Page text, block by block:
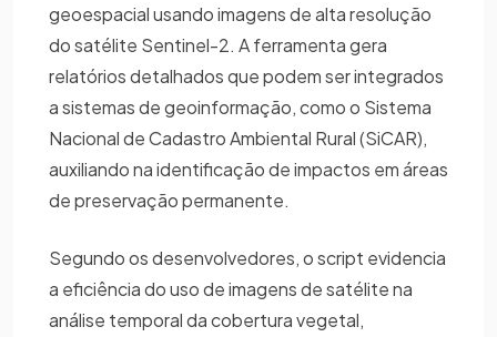
geoespacial usando imagens de alta resolução
do satélite Sentinel-2. A ferramenta gera
relatórios detalhados que podem ser integrados
a sistemas de geoinformação, como o Sistema
Nacional de Cadastro Ambiental Rural (SiCAR),
auxiliando na identificação de impactos em áreas
de preservação permanente.
Segundo os desenvolvedores, o script evidencia
a eficiência do uso de imagens de satélite na
análise temporal da cobertura vegetal,